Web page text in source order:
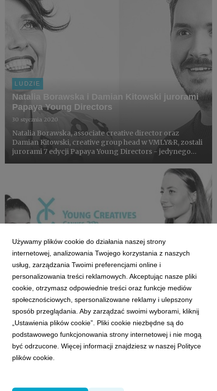
LUDZIE
Natalia Borawska i Damian Kitowski jurorami
Papaya Young Directors
30 stycznia 2020
Natalia Borawska, associate creative director oraz
Damian Kitowski, creative group head w VMLY&R, zostali
jurorami 7 edycji Papaya Young Directors - jedynego
umożliwiającego bezpośrednie wejście do zawodu w
LUDZIE
Young Creatives Cannes 2020
19 lutego 2020
Młodzi, zdolni i kreatywni z VMLY&R Poland tworzą aż 10
zespołów biorących udział w eliminacjach Young
Creatives Cannes 2020.
Używamy plików cookie do działania naszej strony
internetowej, analizowania Twojego korzystania z naszych
usług, zarządzania Twoimi preferencjami online i
personalizowania treści reklamowych. Akceptując nasze pliki
cookie, otrzymasz odpowiednie treści oraz funkcje mediów
społecznościowych, spersonalizowane reklamy i ulepszony
sposób przeglądania. Aby zarządzać swoimi wyborami, kliknij
„Ustawienia plików cookie”. Pliki cookie niezbędne są do
podstawowego funkcjonowania strony internetowej i nie mogą
być odrzucone. Więcej informacji znajdziesz w naszej Polityce
plików cookie.